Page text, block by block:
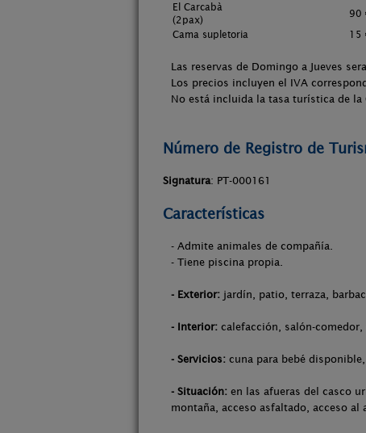
El Carcabà
(2pax)
90
Cama supletoria
15
Las reservas de Domingo a Jueves
Los precios incluyen el IVA
No está incluida la tasa turística de la
Número de Registro de
Signatura: PT-000161
Características
- Admite animales de compañía.
- Tiene piscina propia.
- Exterior: jardín, patio, terraza,
- Interior: calefacción, salón-
- Servicios: cuna para bebé
- Situación: en las afueras del casco
montaña, acceso asfaltado, acceso al